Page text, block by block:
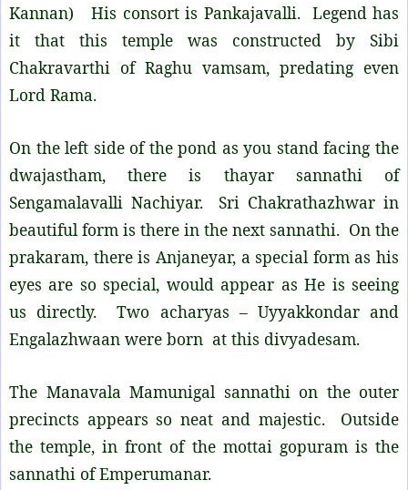
Kannan) His consort is Pankajavalli. Legend has
it that this temple was constructed by Sibi
Chakravarthi of Raghu vamsam, predating even
Lord Rama.
On the left side of the pond as you stand facing the
dwajastham, there is thayar sannathi of
Sengamalavalli Nachiyar. Sri Chakrathazhwar in
beautiful form is there in the next sannathi. On the
prakaram, there is Anjaneyar, a special form as his
eyes are so special, would appear as He is seeing
us directly. Two acharyas – Uyyakkondar and
Engalazhwaan were born at this divyadesam.
The Manavala Mamunigal sannathi on the outer
precincts appears so neat and majestic. Outside
the temple, in front of the mottai gopuram is the
sannathi of Emperumanar.